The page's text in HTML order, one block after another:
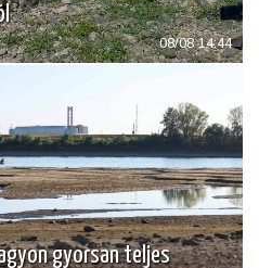
08/08 14:44
gyorsan teljes